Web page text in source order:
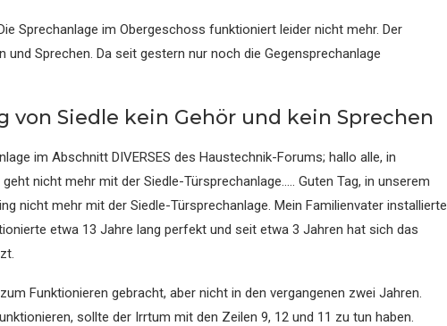
Sprechanlage im Obergeschoss funktioniert leider nicht mehr. Der
Sprechen. Da seit gestern nur noch die Gegensprechanlage
Siedle kein Gehör und kein Sprechen
im Abschnitt DIVERSES des Haustechnik-Forums; hallo alle, in
nicht mehr mit der Siedle-Türsprechanlage….. Guten Tag, in unserem
nicht mehr mit der Siedle-Türsprechanlage. Mein Familienvater installierte
etwa 13 Jahre lang perfekt und seit etwa 3 Jahren hat sich das
Funktionieren gebracht, aber nicht in den vergangenen zwei Jahren.
sollte der Irrtum mit den Zeilen 9, 12 und 11 zu tun haben.